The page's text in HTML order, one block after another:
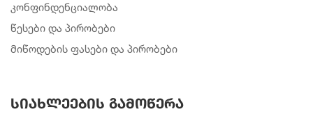
კონფინდენციალობა
წესები და პირობები
მიწოდების ფასები და პირობები
სიახლეების გამოწერა